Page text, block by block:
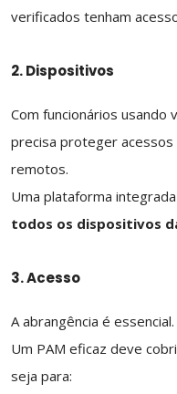
verificados tenham
2. Dispositivos
Com funcionários usando
precisa proteger
remotos.
Uma plataforma
todos os dispositivos
3. Acesso
A abrangência é essencial.
Um PAM eficaz deve
seja para: